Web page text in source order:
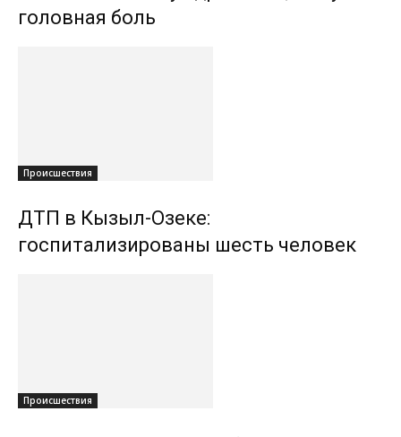
головная боль
Происшествия
ДТП в Кызыл-Озеке:
госпитализированы шесть человек
Происшествия